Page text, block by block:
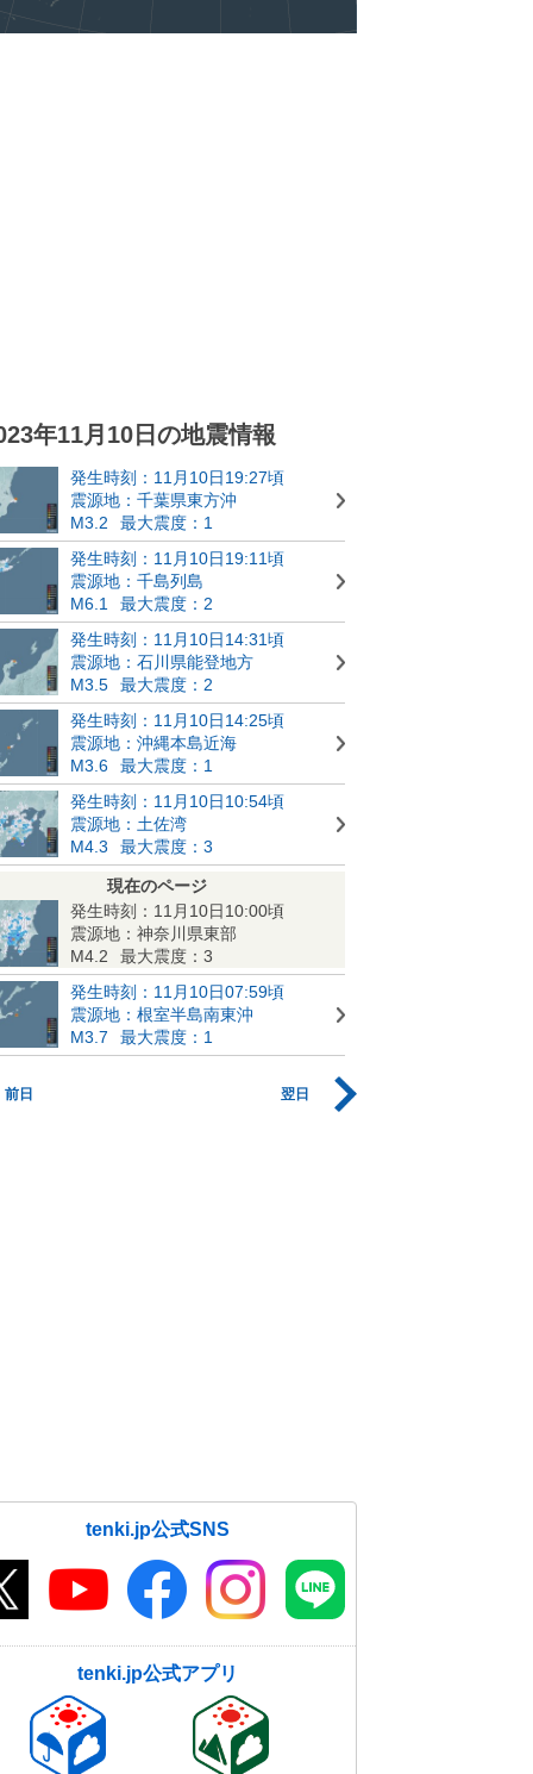
年11月10日の地震情報
発生時刻：11月10日19:27頃
震源地：千葉県東方沖
M3.2
最大震度：1
発生時刻：11月10日19:11頃
震源地：千島列島
M6.1
最大震度：2
発生時刻：11月10日14:31頃
震源地：石川県能登地方
M3.5
最大震度：2
発生時刻：11月10日14:25頃
震源地：沖縄本島近海
M3.6
最大震度：1
発生時刻：11月10日10:54頃
震源地：土佐湾
M4.3
最大震度：3
現在のページ
発生時刻：11月10日10:00頃
震源地：神奈川県東部
M4.2
最大震度：3
発生時刻：11月10日07:59頃
震源地：根室半島南東沖
M3.7
最大震度：1
前日 翌日
tenki.jp公式SNS
tenki.jp公式アプリ